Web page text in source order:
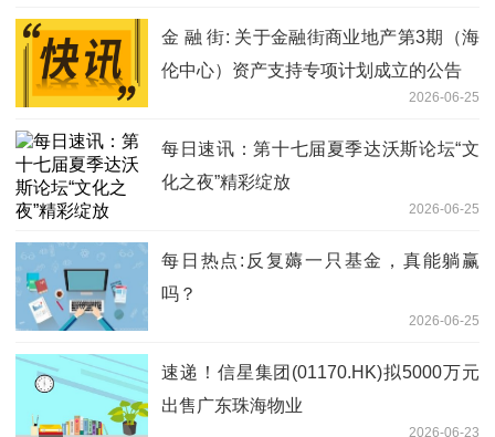
金 融 街: 关于金融街商业地产第3期（海
伦中心）资产支持专项计划成立的公告
2026-06-25
每日速讯：第十七届夏季达沃斯论坛“文
化之夜”精彩绽放
2026-06-25
每日热点:反复薅一只基金，真能躺赢
吗？
2026-06-25
速递！信星集团(01170.HK)拟5000万元
出售广东珠海物业
2026-06-23